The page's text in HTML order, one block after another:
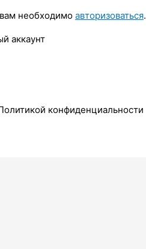
необходимоавторизоваться.
аккаунт
конфиденциальности